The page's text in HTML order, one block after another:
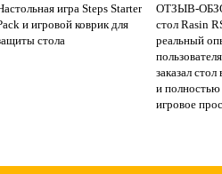
игра Steps Starter
и игровой коврик для
стола
ОТЗЫВ-
стол Rasin
реальный
заказал
и
игровое